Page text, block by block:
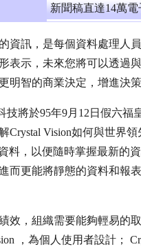
新聞稿直達14萬
資訊，是每個資料處理人
表示，未來您將可以透過
明智的商業決定，增進決
技將於95年9月12日假六
Crystal Vision如何與世界
料，以便隨時掌握最新的
而更能將靜態的資料和報
效，組織需要能夠輕易的
，為個人使用者設計；